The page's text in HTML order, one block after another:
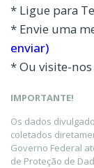
* Ligue para
* Envie uma
enviar)
* Ou visite-
IMPORTANTE!
Os dados
coletados
Governo Federal
de Proteção de